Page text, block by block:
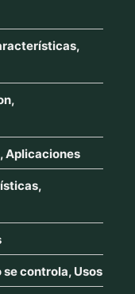
Aplicaciones
se controla, Usos